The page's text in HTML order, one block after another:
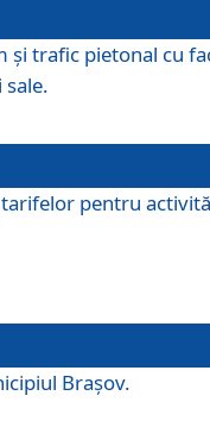
trafic pietonal cu
pentru
Brașov.